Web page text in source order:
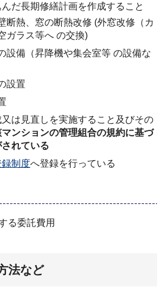
だ長期修繕計画を作成すること
断熱、窓の断熱改修 (外窓改修（カ
ガラス等へ の交換)
設備（昇降機や集会室等 の設備な
設置
は見直しを実施すること及びその
マンションの管理組合の規約に基づ
れている
制度へ登録を行っている
る委託費用
法など